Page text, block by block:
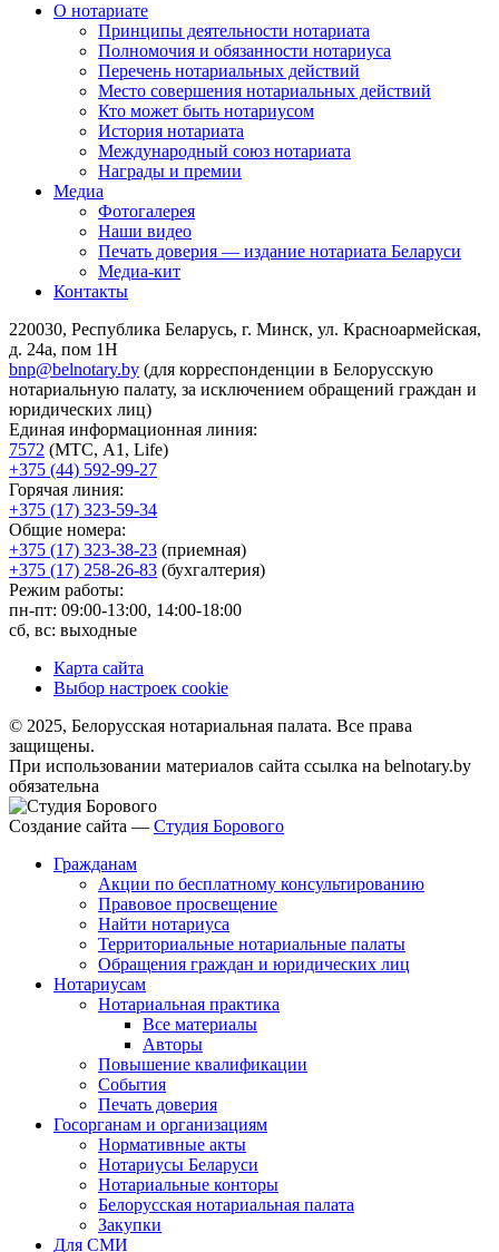
О нотариате
Принципы деятельности нотариата
Полномочия и обязанности нотариуса
Перечень нотариальных действий
Место совершения нотариальных действий
Кто может быть нотариусом
История нотариата
Международный союз нотариата
Награды и премии
Медиа
Фотогалерея
Наши видео
Печать доверия — издание нотариата Беларуси
Медиа-кит
Контакты
220030, Республика Беларусь, г. Минск, ул. Красноармейская,
д. 24а, пом 1Н
bnp@belnotary.by (для корреспонденции в Белорусскую
нотариальную палату, за исключением обращений граждан и
юридических лиц)
Единая информационная линия:
7572 (МТС, A1, Life)
+375 (44) 592-99-27
Горячая линия:
+375 (17) 323-59-34
Общие номера:
+375 (17) 323-38-23 (приемная)
+375 (17) 258-26-83 (бухгалтерия)
Режим работы:
пн-пт: 09:00-13:00, 14:00-18:00
сб, вс: выходные
Карта сайта
Выбор настроек cookie
© 2025, Белорусская нотариальная палата. Все права
защищены.
При использовании материалов сайта ссылка на belnotary.by
обязательна
Создание сайта — Студия Борового
Гражданам
Акции по бесплатному консультированию
Правовое просвещение
Найти нотариуса
Территориальные нотариальные палаты
Обращения граждан и юридических лиц
Нотариусам
Нотариальная практика
Все материалы
Авторы
Повышение квалификации
События
Печать доверия
Госорганам и организациям
Нормативные акты
Нотариусы Беларуси
Нотариальные конторы
Белорусская нотариальная палата
Закупки
Для СМИ